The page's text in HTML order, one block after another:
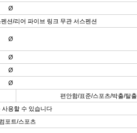
Ø
션/리어 파이브 링크 무관 서스펜션
Ø
Ø
Ø
Ø
편안함/표준/스포츠/박출/탈출
사용할 수 있습니다
포트/스포츠